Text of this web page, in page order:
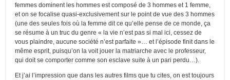
femmes dominent les hommes est composé de 3 hommes et 1 femme,
et on se focalise quasi-exclusivement sur le point de vue des 3 hommes
(une des seules fois où la femme dit ce qu’elle pense de ce monde, ça
se résume à un truc du genre « la vie n’est pas si mal ici, cessez de
vous plaindre, aucune société n’est parfaite »… et l’épisode finit dans le
même esprit, puisqu’on la voit jouer la matriarche avec le professeur,
qui doit se comporter comme son esclave suite à un pari perdu…).
Et j’ai l’impression que dans les autres films que tu cites, on est toujours